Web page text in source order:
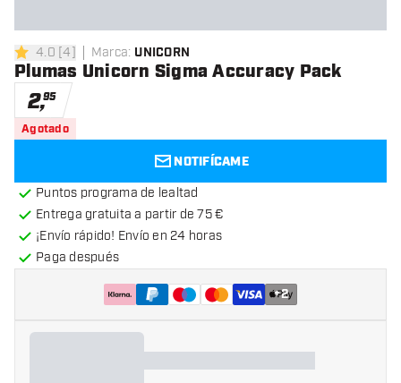
4 estrellas de puntuación
4.0 [4] Marca: UNICORN
Plumas Unicorn Sigma Accuracy Pack
2,95
Agotado
NOTIFÍCAME
Puntos programa de lealtad
Entrega gratuita a partir de 75 €
¡Envío rápido! Envío en 24 horas
Paga después
+2